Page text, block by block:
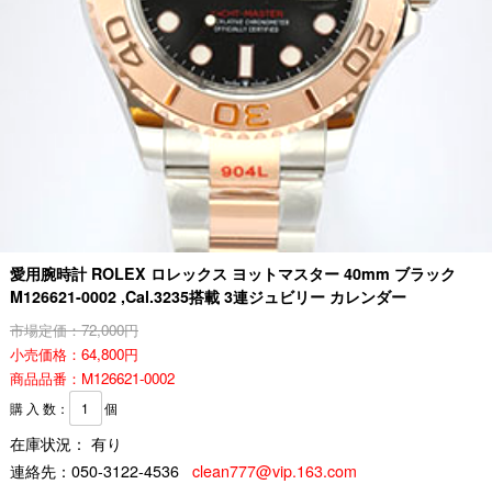
愛用腕時計 ROLEX ロレックス ヨットマスター 40mm ブラック
M126621-0002 ,Cal.3235搭載 3連ジュビリー カレンダー
市場定価：72,000円
小売価格：64,800円
商品品番：M126621-0002
購 入 数： 個
在庫状況： 有り
連絡先： 050-3122-4536 clean777@vip.163.com